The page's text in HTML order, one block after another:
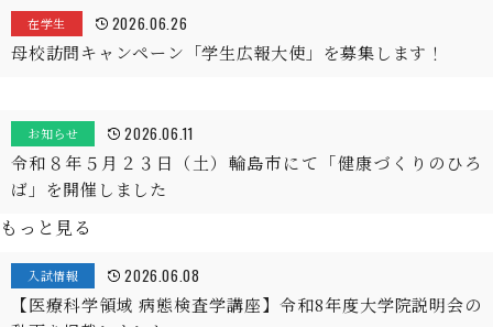
在学生 2026.06.26
母校訪問キャンペーン「学生広報大使」を募集します！
お知らせ 2026.06.11
令和８年５月２３日（土）輪島市にて「健康づくりのひろ
ば」を開催しました
もっと見る
入試情報 2026.06.08
【医療科学領域 病態検査学講座】令和8年度大学院説明会の